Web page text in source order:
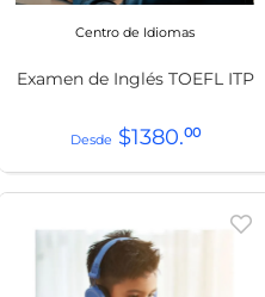
Centro de Idiomas
Examen de Inglés TOEFL ITP
$1380.00